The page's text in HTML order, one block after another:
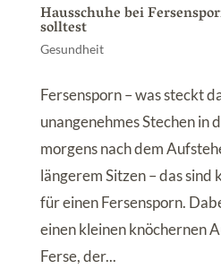
Hausschuhe bei
solltest
Gesundheit
Fersensporn – was steckt
unangenehmes Stechen in
morgens nach dem
längerem Sitzen – das sind
für einen Fersensporn.
einen kleinen knöchernen
Ferse, der...